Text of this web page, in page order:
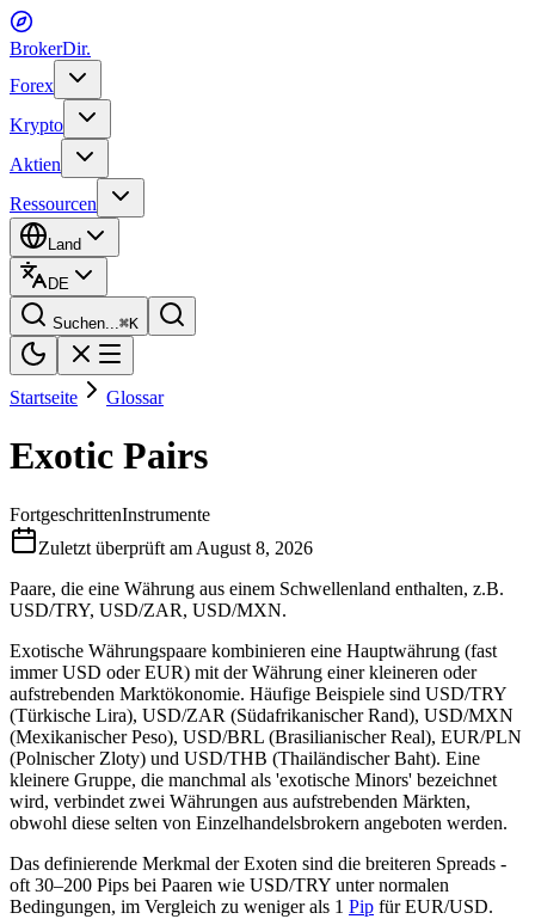
BrokerDir.
Forex
Krypto
Aktien
Ressourcen
Land
DE
Suchen...⌘K
Startseite Glossar
Exotic Pairs
FortgeschrittenInstrumente
Zuletzt überprüft am August 8, 2026
Paare, die eine Währung aus einem Schwellenland enthalten, z.B.
USD/TRY, USD/ZAR, USD/MXN.
Exotische Währungspaare kombinieren eine Hauptwährung (fast
immer USD oder EUR) mit der Währung einer kleineren oder
aufstrebenden Marktökonomie. Häufige Beispiele sind USD/TRY
(Türkische Lira), USD/ZAR (Südafrikanischer Rand), USD/MXN
(Mexikanischer Peso), USD/BRL (Brasilianischer Real), EUR/PLN
(Polnischer Zloty) und USD/THB (Thailändischer Baht). Eine
kleinere Gruppe, die manchmal als 'exotische Minors' bezeichnet
wird, verbindet zwei Währungen aus aufstrebenden Märkten,
obwohl diese selten von Einzelhandelsbrokern angeboten werden.
Das definierende Merkmal der Exoten sind die breiteren Spreads -
oft 30–200 Pips bei Paaren wie USD/TRY unter normalen
Bedingungen, im Vergleich zu weniger als 1 Pip für EUR/USD.